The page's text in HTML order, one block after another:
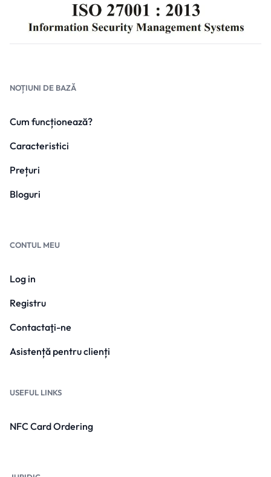
NOȚIUNI DE BAZĂ
Cum funcționează?
Caracteristici
Prețuri
Bloguri
CONTUL MEU
Log in
Registru
Contactaţi-ne
Asistență pentru clienți
USEFUL LINKS
NFC Card Ordering